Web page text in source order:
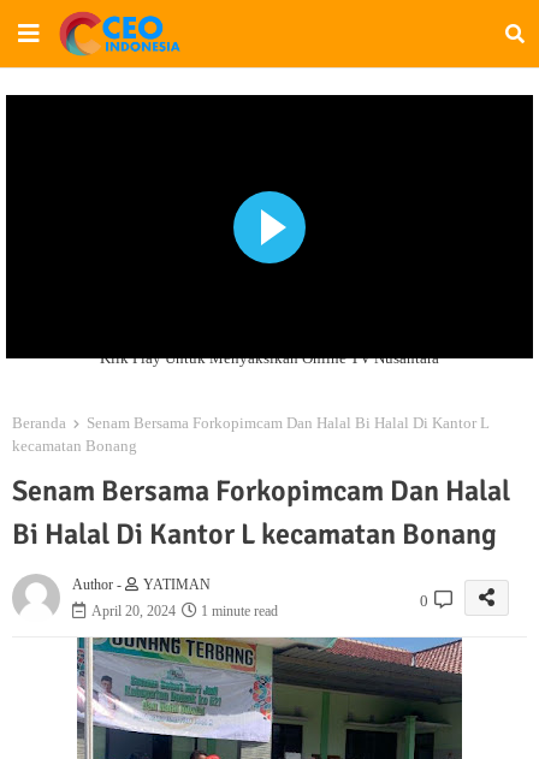
Klik Play Untuk Menyaksikan Online TV Nusantara
Beranda
Senam Bersama Forkopimcam Dan Halal Bi Halal Di Kantor L
kecamatan Bonang
Senam Bersama Forkopimcam Dan Halal
Bi Halal Di Kantor L kecamatan Bonang
Author -
YATIMAN
April 20, 2024
1 minute read
0